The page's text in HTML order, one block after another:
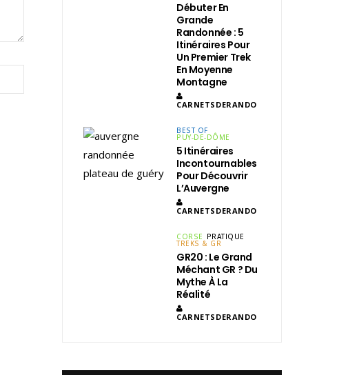
Débuter En
Grande
Randonnée : 5
Itinéraires Pour
Un Premier Trek
En Moyenne
Montagne
CARNETSDERANDO
BEST OF
PUY-DE-DÔME
5 Itinéraires
Incontournables
Pour Découvrir
L’Auvergne
CARNETSDERANDO
CORSE PRATIQUE
TREKS & GR
GR20 : Le Grand
Méchant GR ? Du
Mythe À La
Réalité
CARNETSDERANDO